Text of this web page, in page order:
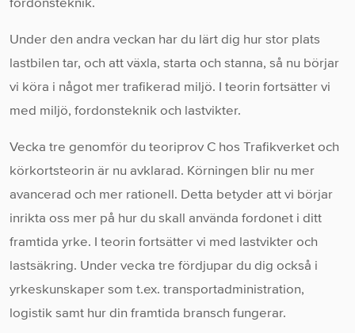
Under den andra veckan har du lärt dig hur stor plats
lastbilen tar, och att växla, starta och stanna, så nu börjar
vi köra i något mer trafikerad miljö. I teorin fortsätter vi
med miljö, fordonsteknik och lastvikter.
Vecka tre genomför du teoriprov C hos Trafikverket och
körkortsteorin är nu avklarad. Körningen blir nu mer
avancerad och mer rationell. Detta betyder att vi börjar
inrikta oss mer på hur du skall använda fordonet i ditt
framtida yrke. I teorin fortsätter vi med lastvikter och
lastsäkring. Under vecka tre fördjupar du dig också i
yrkeskunskaper som t.ex. transportadministration,
logistik samt hur din framtida bransch fungerar.